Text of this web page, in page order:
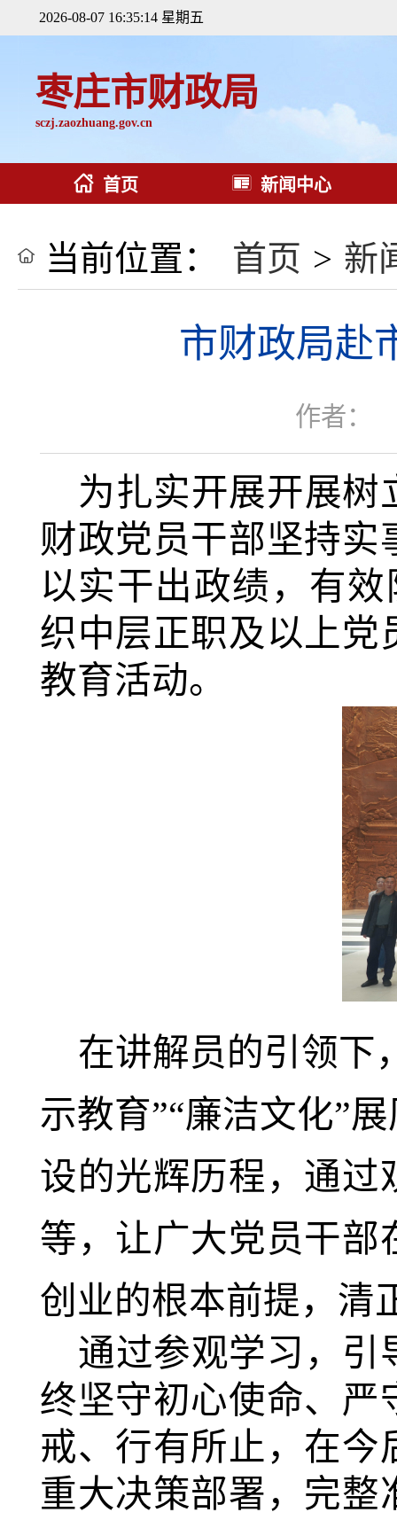
2026-08-07 16:35:15 星期五
枣庄市财政局
sczj.zaozhuang.gov.cn
首页 新闻中心
当前位置： 首页 > 新
市财政局赴
作者：
为扎实开展开展树
财政党员干部坚持实
以实干出政绩， 有效
织中层正职及以上党
教育活动。
在讲解员的引领下
示教育”“廉洁文化”
设的光辉历程，通过
等，让广大党员干部
创业的根本前提，清
通过参观学习， 引
终坚守初心使命、严
戒、行有所止， 在今
重大决策部署，完整